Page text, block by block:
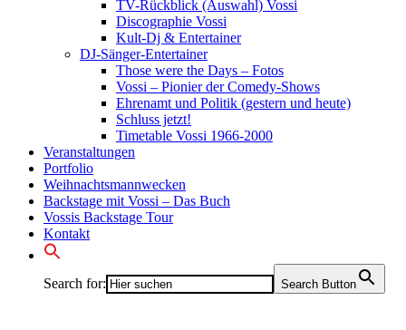
TV-Rückblick (Auswahl) Vossi
Discographie Vossi
Kult-Dj & Entertainer
DJ-Sänger-Entertainer
Those were the Days – Fotos
Vossi – Pionier der Comedy-Shows
Ehrenamt und Politik (gestern und heute)
Schluss jetzt!
Timetable Vossi 1966-2000
Veranstaltungen
Portfolio
Weihnachtsmannwecken
Backstage mit Vossi – Das Buch
Vossis Backstage Tour
Kontakt
Search for: Search Button